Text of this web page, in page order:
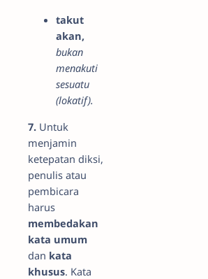
takut
akan,
bukan
menakuti
sesuatu
(lokatif).
7. Untuk
menjamin
ketepatan diksi,
penulis atau
pembicara
harus
membedakan
kata umum
dan kata
khusus. Kata